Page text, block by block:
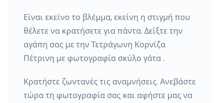
Είναι εκείνο το βλέμμα, εκείνη η στιγμή που
θέλετε να κρατήσετε για πάντα. Δείξτε την
αγάπη σας με την Τετράγωνη Κορνίζα
Πέτρινη με φωτογραφία σκύλο γάτα .
Κρατήστε ζωντανές τις αναμνήσεις. Ανεβάστε
τώρα τη φωτογραφία σας και αφήστε μας να